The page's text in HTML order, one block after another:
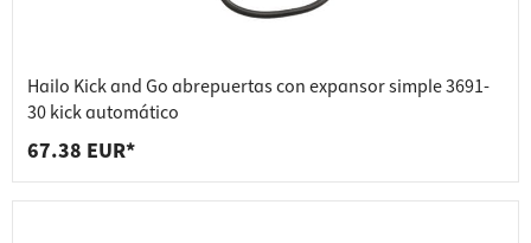
Hailo Kick and Go abrepuertas con expansor simple 3691-
30 kick automático
67.38 EUR*